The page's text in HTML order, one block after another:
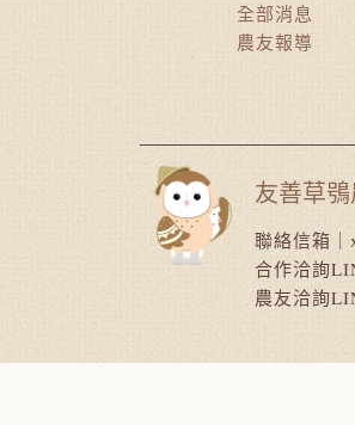
全部消息
農友報導
友善草
聯絡信箱｜
合作洽詢
農友洽詢